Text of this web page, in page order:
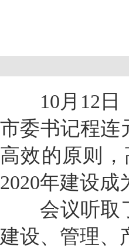
10月12日，
市委书记程连
高效的原则
2020年建设
会议听取了
建设、管理、